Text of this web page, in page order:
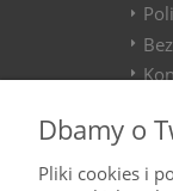
Dbamy o
Pliki cookies i